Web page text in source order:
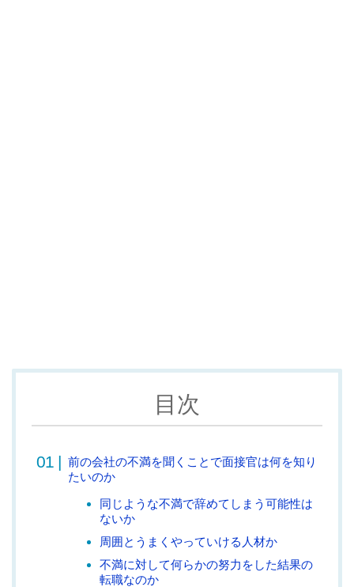
目次
前の会社の不満を聞くことで面接官は何を知り
たいのか
同じような不満で辞めてしまう可能性は
ないか
周囲とうまくやっていける人材か
不満に対して何らかの努力をした結果の
転職なのか